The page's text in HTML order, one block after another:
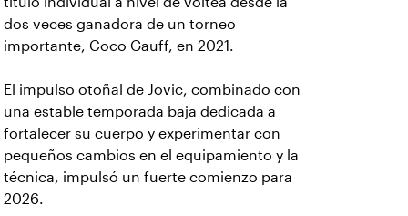
dos veces ganadora de un torneo
importante, Coco Gauff, en 2021.
El impulso otoñal de Jovic, combinado con
una estable temporada baja dedicada a
fortalecer su cuerpo y experimentar con
pequeños cambios en el equipamiento y la
técnica, impulsó un fuerte comienzo para
2026.